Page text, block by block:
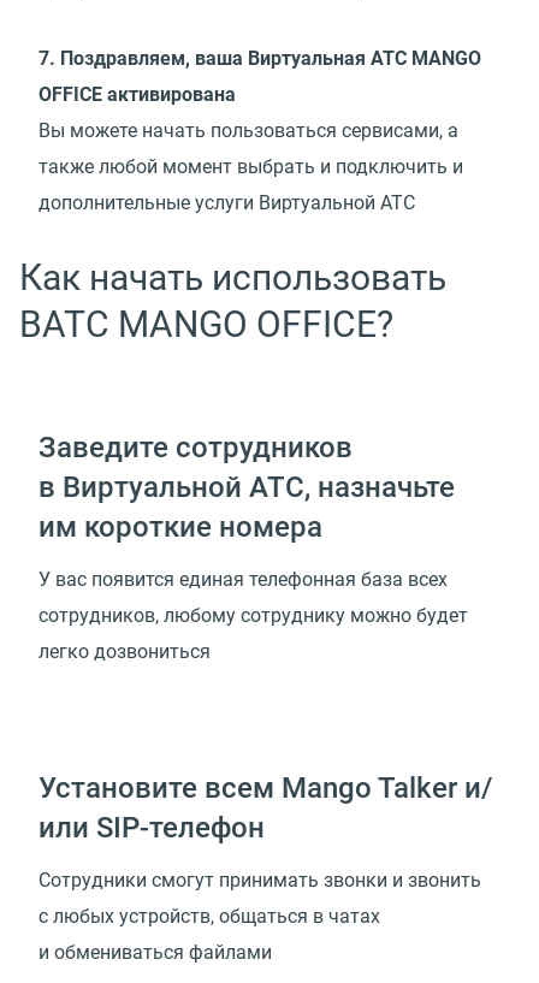
7. Поздравляем, ваша Виртуальная АТС MANGO
OFFICE активирована
Вы можете начать пользоваться сервисами, а
также любой момент выбрать и подключить и
дополнительные услуги Виртуальной АТС
Как начать использовать
ВАТС MANGO OFFICE?
Заведите сотрудников
в Виртуальной АТС, назначьте
им короткие номера
У вас появится единая телефонная база всех
сотрудников, любому сотруднику можно будет
легко дозвониться
Установите всем Mango Talker и/
или SIP-телефон
Сотрудники смогут принимать звонки и звонить
с любых устройств, общаться в чатах
и обмениваться файлами